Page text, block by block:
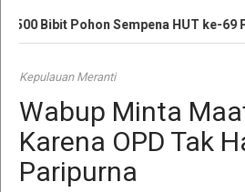
Bibit Pohon Sempena HUT ke-69
Kepulauan Meranti
Wabup Minta
Karena OPD Tak
Paripurna